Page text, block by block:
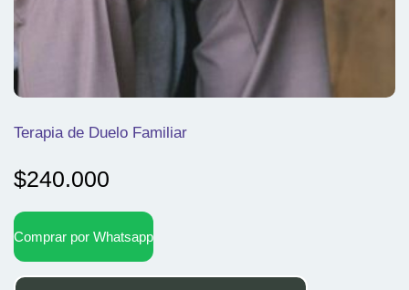
Terapia de Duelo Familiar
$240.000
Comprar por Whatsapp